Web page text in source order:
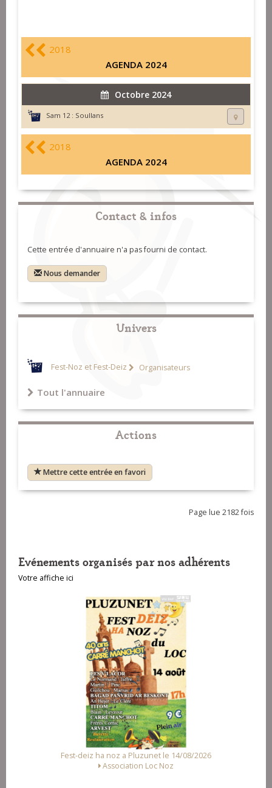
2018
AGENDA 2024
Octobre 2024
Sam 12 : Soullans
2018
AGENDA 2024
Contact & infos
Cette entrée d'annuaire n'a pas fourni de contact.
Nous demander
Univers
Fest-Noz et Fest-Deiz Organisateurs
Tout l'annuaire
Actions
Mettre cette entrée en favori
Page lue 2182 fois
Evénements organisés par nos adhérents
Votre affiche ici
Fest-deiz ha noz a Pluzunet le 14/08/2026
Association Loc Noz